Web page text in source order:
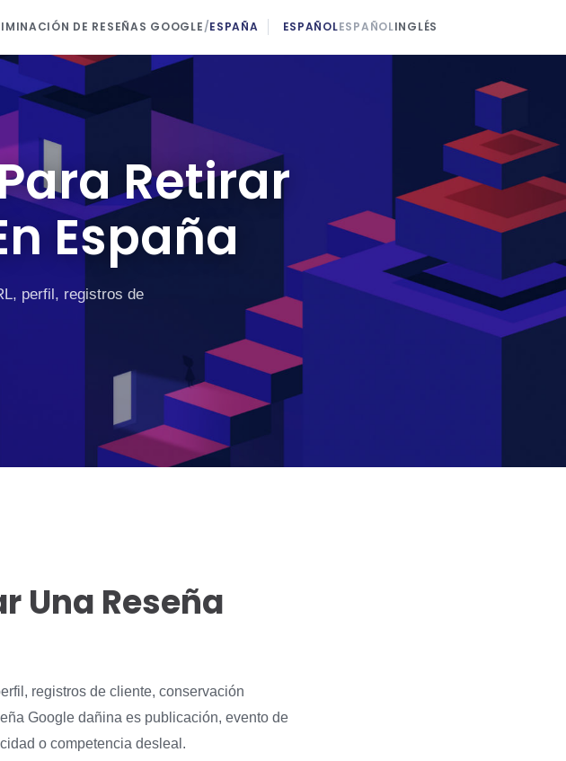
DE RESEÑAS GOOGLE/ESPAÑA ESPAÑOLESPAÑOLINGLÉS
Retirar
España
perfil, registros de
Una Reseña
registros de cliente, conservación
Google dañina es publicación, evento de
o competencia desleal.